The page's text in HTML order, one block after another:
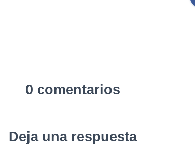
0 comentarios
Deja una respuesta